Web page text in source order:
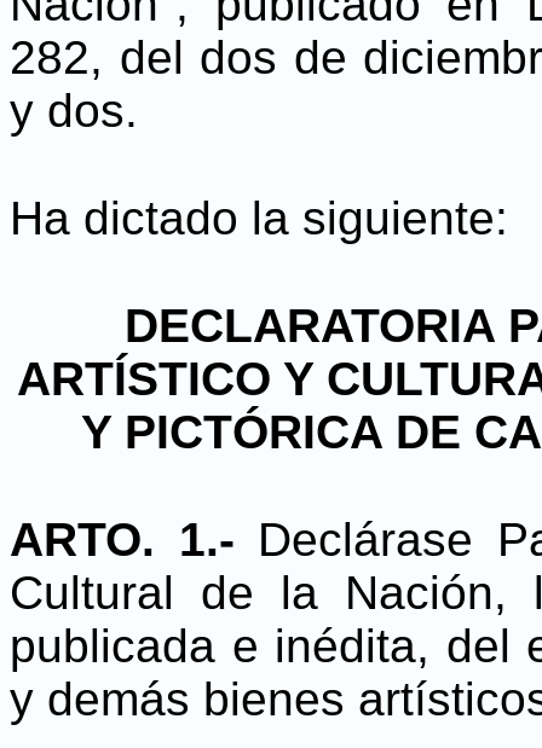
282, del dos de
y dos.
Ha dictado la siguiente:
DECLARATORIA
ARTÍSTICO Y
Y PICTÓRICA DE
ARTO. 1.- Declárase
Cultural de la Nación,
publicada e inédita, del
y demás bienes